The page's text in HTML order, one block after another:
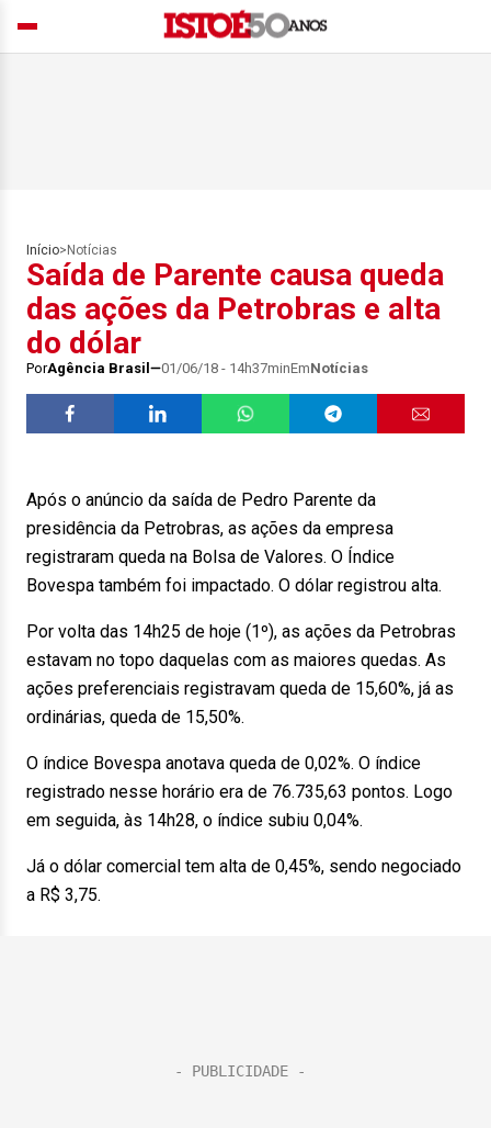
Início> Notícias
Saída de Parente causa queda
das ações da Petrobras e alta
do dólar
PorAgência Brasil 01/06/18 - 14h37minEmNotícias
Após o anúncio da saída de Pedro Parente da
presidência da Petrobras, as ações da empresa
registraram queda na Bolsa de Valores. O Índice
Bovespa também foi impactado. O dólar registrou alta.
Por volta das 14h25 de hoje (1º), as ações da Petrobras
estavam no topo daquelas com as maiores quedas. As
ações preferenciais registravam queda de 15,60%, já as
ordinárias, queda de 15,50%.
O índice Bovespa anotava queda de 0,02%. O índice
registrado nesse horário era de 76.735,63 pontos. Logo
em seguida, às 14h28, o índice subiu 0,04%.
Já o dólar comercial tem alta de 0,45%, sendo negociado
a R$ 3,75.